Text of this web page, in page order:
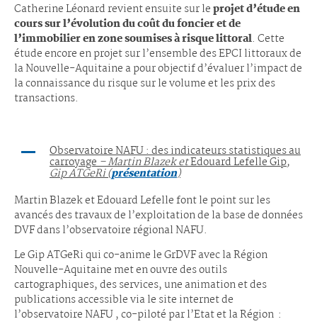
Catherine Léonard revient ensuite sur leprojet d’étude en
cours sur l’évolution du coût du foncier et de
l’immobilier en zone soumises à risque littoral. Cette
étude encore en projet sur l’ensemble des EPCI littoraux de
la Nouvelle-Aquitaine a pour objectif d’évaluer l’impact de
la connaissance du risque sur le volume et les prix des
transactions.
Observatoire NAFU : des indicateurs statistiques au
carroyage– Martin Blazek etEdouard Lefelle Gip,
Gip ATGeRi (présentation)
Martin Blazek et Edouard Lefelle font le point sur les
avancés des travaux de l’exploitation de la base de données
DVF dans l’observatoire régional NAFU.
Le Gip ATGeRi qui co-anime le GrDVF avec la Région
Nouvelle-Aquitaine met en ouvre des outils
cartographiques, des services, une animation et des
publications accessible via le site internet de
l’observatoire NAFU , co-piloté par l’Etat et la Région :